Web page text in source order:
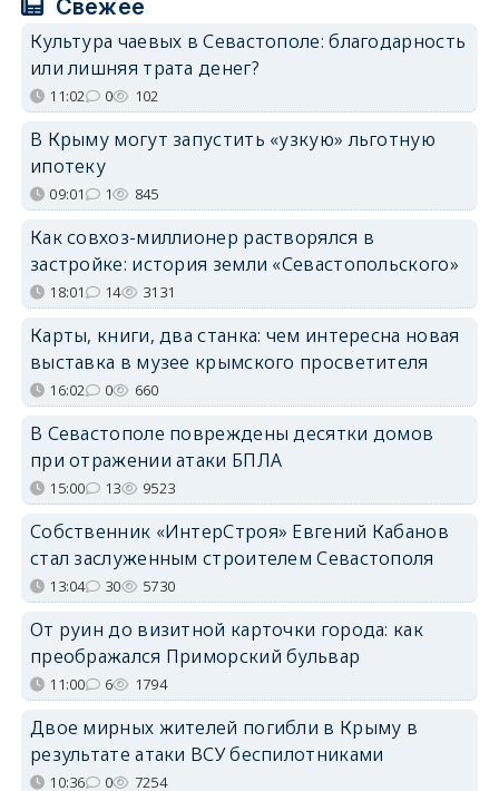
Свежее
Культура чаевых в Севастополе: благодарность
или лишняя трата денег?
11:02 0 102
В Крыму могут запустить «узкую» льготную
ипотеку
09:01 1 845
Как совхоз-миллионер растворялся в
застройке: история земли «Севастопольского»
18:01 14 3131
Карты, книги, два станка: чем интересна новая
выставка в музее крымского просветителя
16:02 0 660
В Севастополе повреждены десятки домов
при отражении атаки БПЛА
15:00 13 9523
Собственник «ИнтерСтроя» Евгений Кабанов
стал заслуженным строителем Севастополя
13:04 30 5730
От руин до визитной карточки города: как
преображался Приморский бульвар
11:00 6 1794
Двое мирных жителей погибли в Крыму в
результате атаки ВСУ беспилотниками
10:36 0 7254